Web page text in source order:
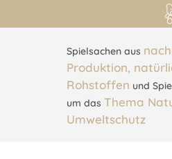
Spielsachen aus
Produktion,
Rohstoffen und
um das Thema
Umweltschutz